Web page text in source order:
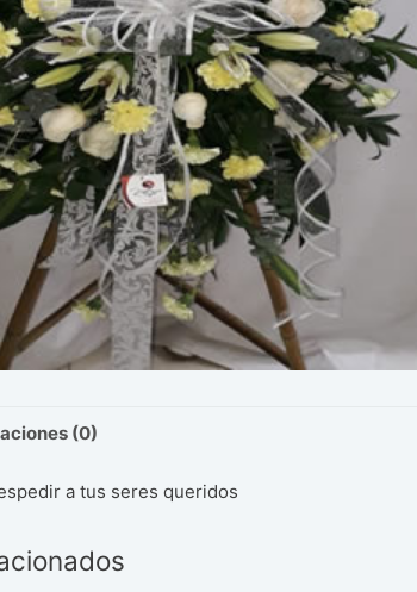
(0)
a tus seres queridos